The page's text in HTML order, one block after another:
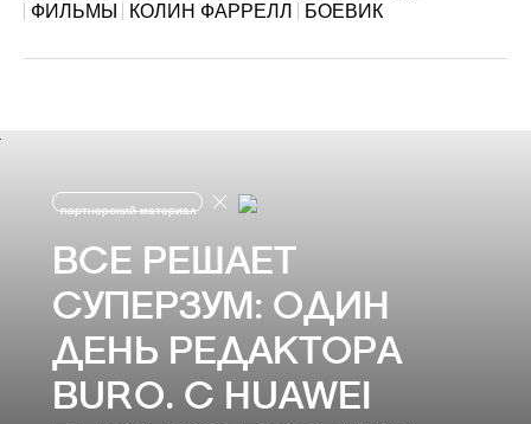
ФИЛЬМЫ
КОЛИН ФАРРЕЛЛ БОЕВИК
партнерский материал
ВСЕ РЕШАЕТ
СУПЕРЗУМ: ОДИН
ДЕНЬ РЕДАКТОРА
BURO. С HUAWEI